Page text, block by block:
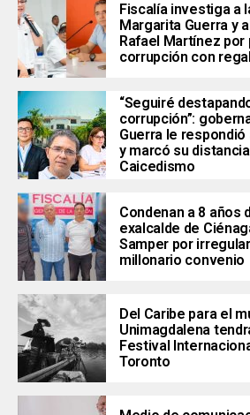
Fiscalía investiga a
Margarita Guerra y
Rafael Martínez
corrupción con
“Seguiré
corrupción”:
Guerra le
y marcó su
Caicedismo
Condenan a 8 años
exalcalde de
Samper por
millonario convenio
Del Caribe para el
Unimagdalena
Festival
Toronto